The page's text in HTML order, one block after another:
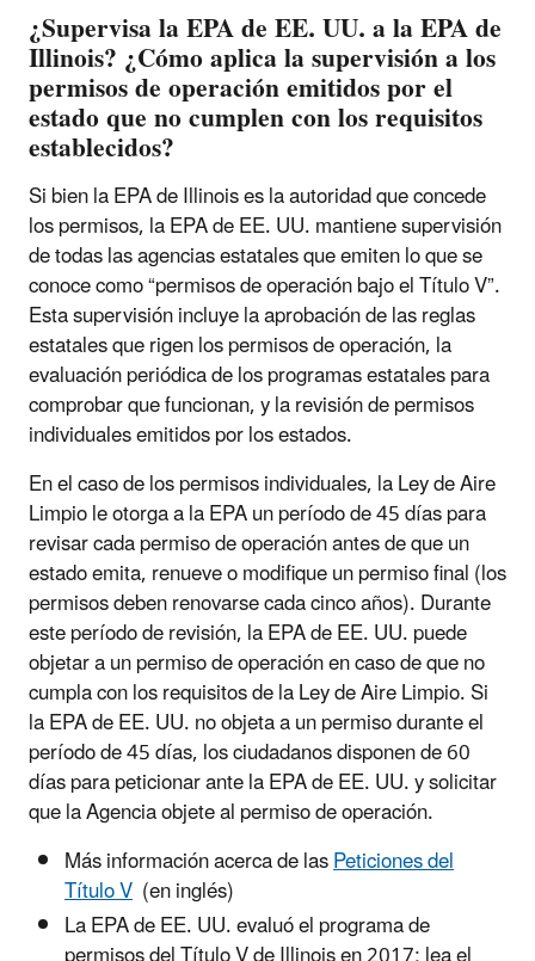
¿Supervisa la EPA de EE. UU. a la EPA de
Illinois? ¿Cómo aplica la supervisión a los
permisos de operación emitidos por el
estado que no cumplen con los requisitos
establecidos?
Si bien la EPA de Illinois es la autoridad que concede
los permisos, la EPA de EE. UU. mantiene supervisión
de todas las agencias estatales que emiten lo que se
conoce como “permisos de operación bajo el Título V”.
Esta supervisión incluye la aprobación de las reglas
estatales que rigen los permisos de operación, la
evaluación periódica de los programas estatales para
comprobar que funcionan, y la revisión de permisos
individuales emitidos por los estados.
En el caso de los permisos individuales, la Ley de Aire
Limpio le otorga a la EPA un período de 45 días para
revisar cada permiso de operación antes de que un
estado emita, renueve o modifique un permiso final (los
permisos deben renovarse cada cinco años). Durante
este período de revisión, la EPA de EE. UU. puede
objetar a un permiso de operación en caso de que no
cumpla con los requisitos de la Ley de Aire Limpio. Si
la EPA de EE. UU. no objeta a un permiso durante el
período de 45 días, los ciudadanos disponen de 60
días para peticionar ante la EPA de EE. UU. y solicitar
que la Agencia objete al permiso de operación.
Más información acerca de lasPeticiones del
Título V (en inglés)
La EPA de EE. UU. evaluó el programa de